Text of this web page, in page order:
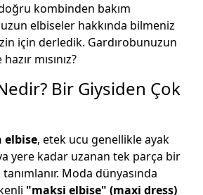
kombinden bakım
elbiseler hakkında bilmeniz
için derledik. Gardırobunuzun
mısınız?
Bir Giysiden Çok
elbise, etek ucu genellikle ayak
yere kadar uzanan tek parça bir
Moda dünyasında
"maksi elbise" (maxi dress)